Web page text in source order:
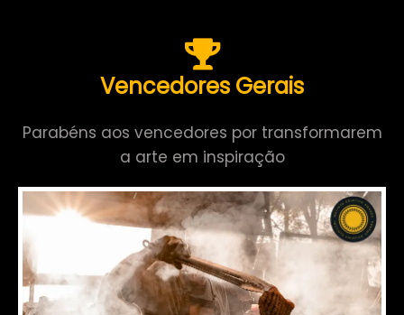
Vencedores Gerais
Parabéns aos vencedores por transformarem
a arte em inspiração